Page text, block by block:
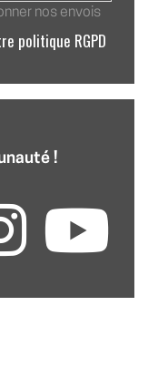
nos envois
politique RGPD
!